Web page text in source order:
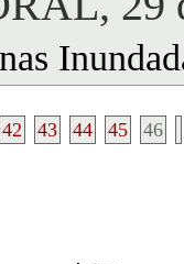
42 43 44 45 46